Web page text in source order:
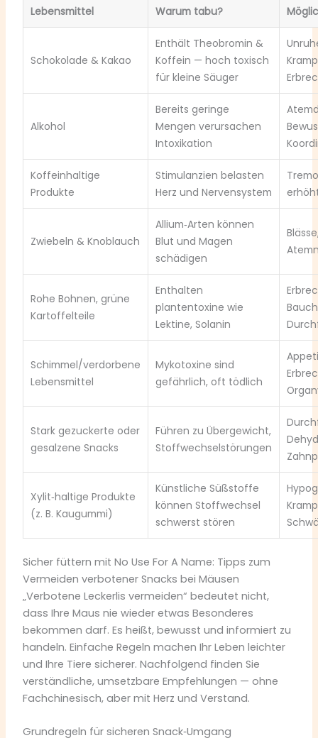
Lebensmittel Warum tabu?
Schokolade & Kakao
Enthält Theobromin &
Koffein — hoch toxisch
für kleine Säuger
Alkohol
Bereits geringe
Mengen verursachen
Intoxikation
Koffeinhaltige
Produkte
Stimulanzien belasten
Herz und Nervensystem
Zwiebeln & Knoblauch
Allium‑Arten können
Blut und Magen
schädigen
Rohe Bohnen, grüne
Kartoffelteile
Enthalten
plantentoxine wie
Lektine, Solanin
Schimmel/verdorbene
Lebensmittel
Mykotoxine sind
gefährlich, oft tödlich
Stark gezuckerte oder
gesalzene Snacks
Führen zu Übergewicht,
Stoffwechselstörungen
Xylit‑haltige Produkte
(z. B. Kaugummi)
Künstliche Süßstoffe
können Stoffwechsel
schwerst stören
Sicher füttern mit No Use For A Name: Tipps zum
Vermeiden verbotener Snacks bei Mäusen
„Verbotene Leckerlis vermeiden“ bedeutet nicht,
dass Ihre Maus nie wieder etwas Besonderes
bekommen darf. Es heißt, bewusst und informiert zu
handeln. Einfache Regeln machen Ihr Leben leichter
und Ihre Tiere sicherer. Nachfolgend finden Sie
verständliche, umsetzbare Empfehlungen — ohne
Fachchinesisch, aber mit Herz und Verstand.
Grundregeln für sicheren Snack‑Umgang